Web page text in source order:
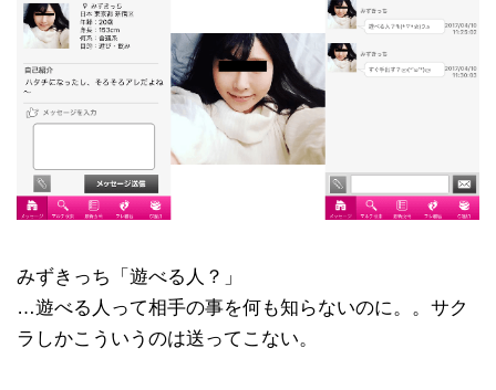
みずきっち「遊べる人？」
…遊べる人って相手の事を何も知らないのに。。サク
ラしかこういうのは送ってこない。